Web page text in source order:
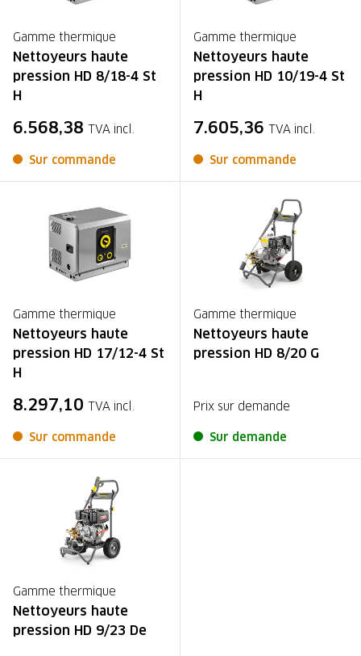
Gamme thermique
Nettoyeurs haute
pression HD 8/18-4 St
H
6.568,38 TVA incl.
Sur commande
Gamme thermique
Nettoyeurs haute
pression HD 10/19-4 St
H
7.605,36 TVA incl.
Sur commande
Gamme thermique
Nettoyeurs haute
pression HD 17/12-4 St
H
8.297,10 TVA incl.
Sur commande
Gamme thermique
Nettoyeurs haute
pression HD 8/20 G
Prix sur demande
Sur demande
Gamme thermique
Nettoyeurs haute
pression HD 9/23 De